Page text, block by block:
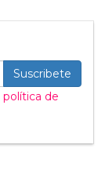
Suscribete
política de